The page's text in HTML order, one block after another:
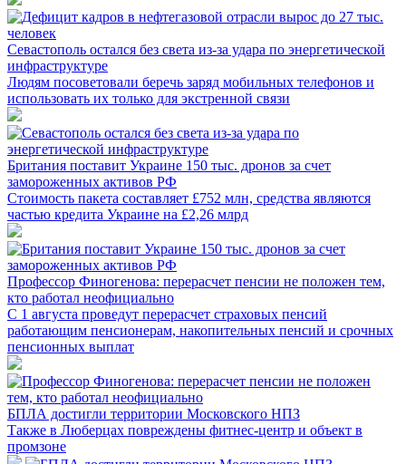
Севастополь остался без света из-за удара по энергетической
инфраструктуре
Людям посоветовали беречь заряд мобильных телефонов и
использовать их только для экстренной связи
Британия поставит Украине 150 тыс. дронов за счет
замороженных активов РФ
Стоимость пакета составляет £752 млн, средства являются
частью кредита Украине на £2,26 млрд
Профессор Финогенова: перерасчет пенсии не положен тем,
кто работал неофициально
С 1 августа проведут перерасчет страховых пенсий
работающим пенсионерам, накопительных пенсий и срочных
пенсионных выплат
БПЛА достигли территории Московского НПЗ
Также в Люберцах повреждены фитнес-центр и объект в
промзоне